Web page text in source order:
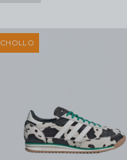
CHOLLO